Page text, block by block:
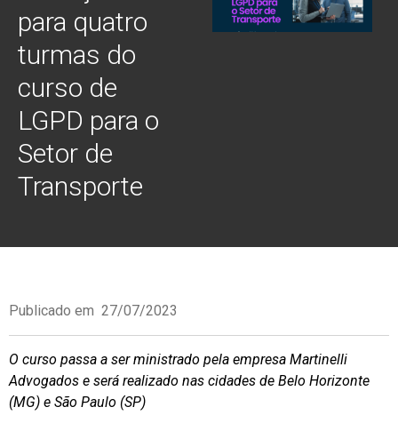
para quatro
turmas do
curso de
LGPD para o
Setor de
Transporte
Publicado em 27/07/2023
O curso passa a ser ministrado pela empresa Martinelli
Advogados e será realizado nas cidades de Belo Horizonte
(MG) e São Paulo (SP)